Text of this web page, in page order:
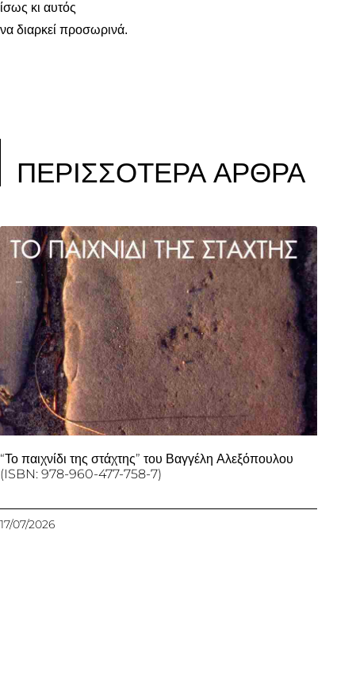
ίσως κι αυτός
να διαρκεί προσωρινά.
ΠΕΡΙΣΣΟΤΕΡΑ ΑΡΘΡΑ
“Το παιχνίδι της στάχτης” του Βαγγέλη Αλεξόπουλου
(ISBN: 978-960-477-758-7)
17/07/2026